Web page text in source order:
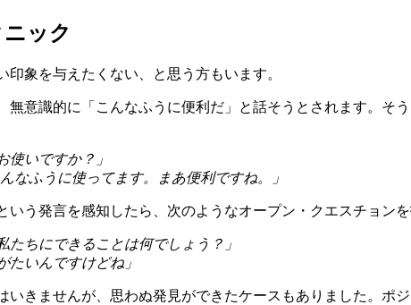
ック
印象を与えたくない、と思う方もいます。
無意識的に「こんなふうに便利だ」と話そうとされます。そ
使いですか？」
なふうに使ってます。まあ便利ですね。」
いう発言を感知したら、次のようなオープン・クエスチョン
ちにできることは何でしょう？」
いんですけどね」
いきませんが、思わぬ発見ができたケースもありました。